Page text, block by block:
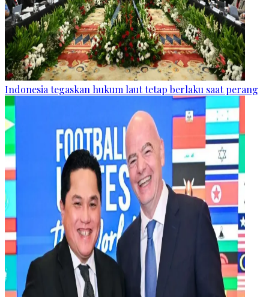
Indonesia tegaskan hukum laut tetap berlaku saat perang